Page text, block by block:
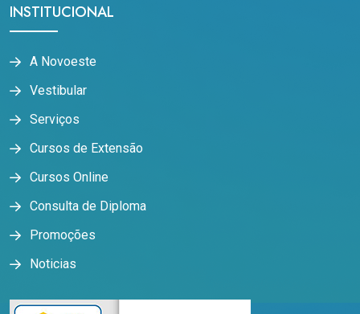
INSTITUCIONAL
A Novoeste
Vestibular
Serviços
Cursos de Extensão
Cursos Online
Consulta de Diploma
Promoções
Noticias